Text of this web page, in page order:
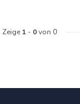
Zeige 1 - 0von 0